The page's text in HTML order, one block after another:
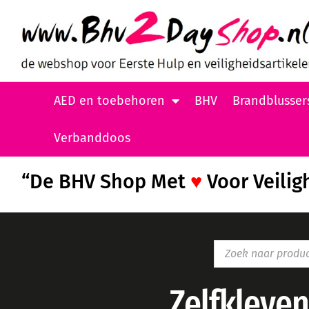
AED en toebehoren BHV
Verbanddoos
“De BHV Shop Met ♥ Voor